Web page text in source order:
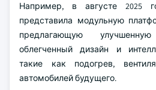
Например, в августе 2025
представила модульную
предлагающую улучшенную
облегченный дизайн и
такие как подогрев,
автомобилей будущего.